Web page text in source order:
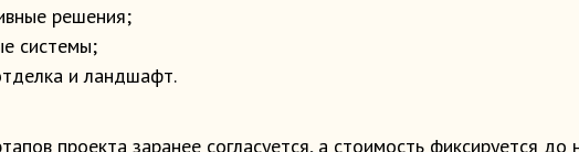
решения;
системы;
и ландшафт.
проекта заранее согласуется, а стоимость фиксируется до